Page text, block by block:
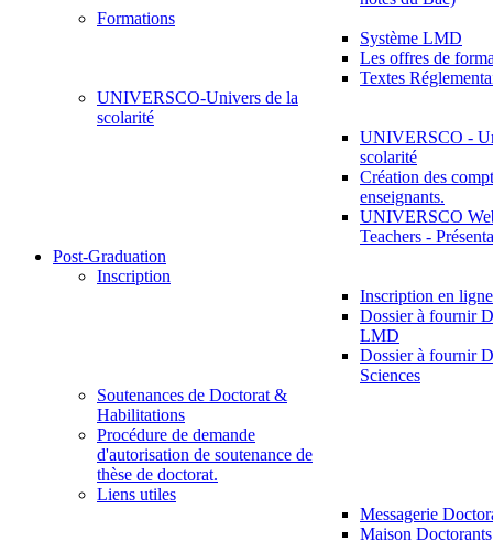
Formations
Système LMD
Les offres de
Textes
UNIVERSCO-Univers de la
scolarité
UNIVERSCO -
scolarité
Création des
enseignants.
UNIVERSCO
Teachers -
Post-Graduation
Inscription
Inscription en ligne
Dossier à fournir
LMD
Dossier à fournir
Sciences
Soutenances de Doctorat &
Habilitations
Procédure de demande
d'autorisation de soutenance de
thèse de doctorat.
Liens utiles
Messagerie
Maison Doctorants